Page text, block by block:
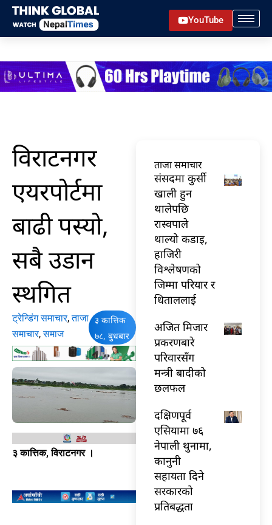
Skip
content
YouTube
विराटनगर
एयरपोर्टमा
बाढी पस्यो,
सबै उडान
स्थगित
ट्रेन्डिंग समाचार,ताजा
समाचार,समाज
३ कात्तिक
७८, बुधबार
३ कात्तिक, विराटनगर ।
ताजा समाचार
संसदमा कुर्सी
खाली हुन
थालेपछि
रास्वपाले
थाल्यो कडाइ,
हाजिरी
विश्लेषणको
जिम्मा परियार र
धिताललाई
अजित मिजार
प्रकरणबारे
परिवारसँग
मन्त्री बादीको
छलफल
दक्षिणपूर्व
एसियामा ७६
नेपाली थुनामा,
कानुनी
सहायता दिने
सरकारको
प्रतिबद्धता